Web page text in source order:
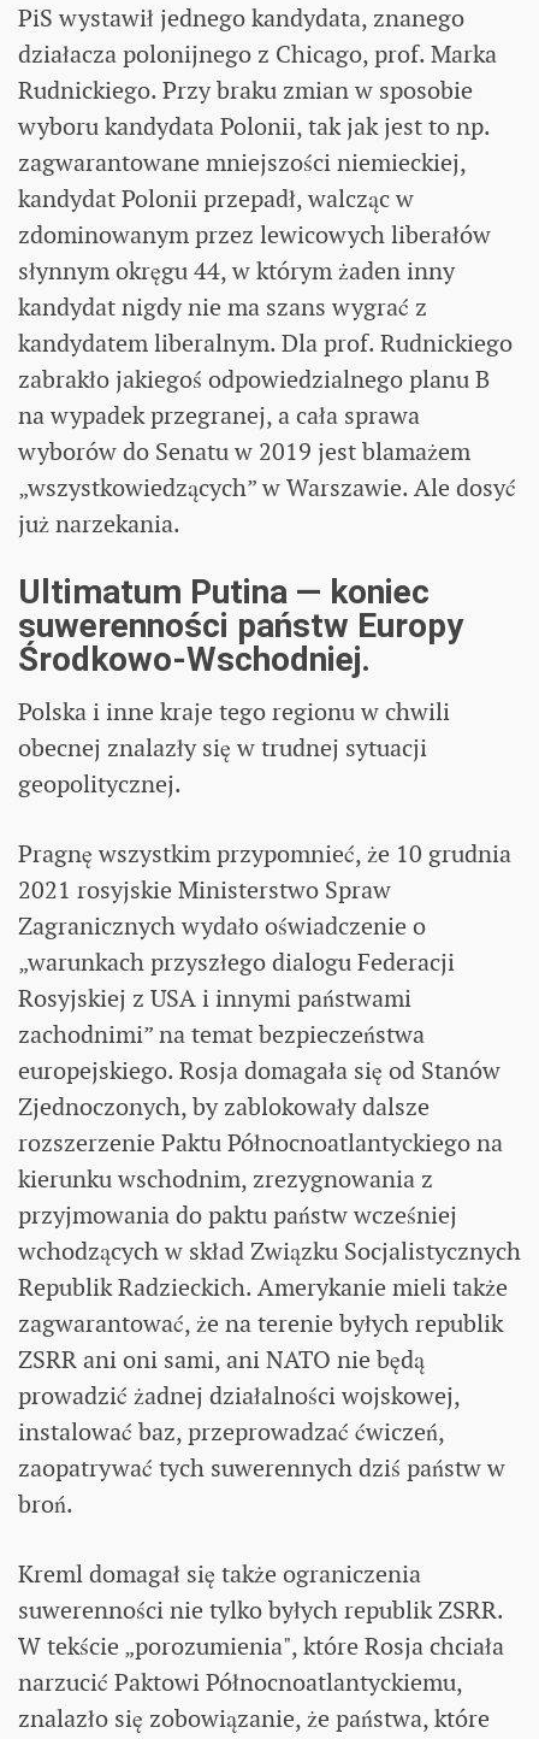
PiS wystawił jednego kandydata, znanego
działacza polonijnego z Chicago, prof. Marka
Rudnickiego. Przy braku zmian w sposobie
wyboru kandydata Polonii, tak jak jest to np.
zagwarantowane mniejszości niemieckiej,
kandydat Polonii przepadł, walcząc w
zdominowanym przez lewicowych liberałów
słynnym okręgu 44, w którym żaden inny
kandydat nigdy nie ma szans wygrać z
kandydatem liberalnym. Dla prof. Rudnickiego
zabrakło jakiegoś odpowiedzialnego planu B
na wypadek przegranej, a cała sprawa
wyborów do Senatu w 2019 jest blamażem
„wszystkowiedzących” w Warszawie. Ale dosyć
już narzekania.
Ultimatum Putina — koniec
suwerenności państw Europy
Środkowo-Wschodniej.
Polska i inne kraje tego regionu w chwili
obecnej znalazły się w trudnej sytuacji
geopolitycznej.
Pragnę wszystkim przypomnieć, że 10 grudnia
2021 rosyjskie Ministerstwo Spraw
Zagranicznych wydało oświadczenie o
„warunkach przyszłego dialogu Federacji
Rosyjskiej z USA i innymi państwami
zachodnimi” na temat bezpieczeństwa
europejskiego. Rosja domagała się od Stanów
Zjednoczonych, by zablokowały dalsze
rozszerzenie Paktu Północnoatlantyckiego na
kierunku wschodnim, zrezygnowania z
przyjmowania do paktu państw wcześniej
wchodzących w skład Związku Socjalistycznych
Republik Radzieckich. Amerykanie mieli także
zagwarantować, że na terenie byłych republik
ZSRR ani oni sami, ani NATO nie będą
prowadzić żadnej działalności wojskowej,
instalować baz, przeprowadzać ćwiczeń,
zaopatrywać tych suwerennych dziś państw w
broń.
Kreml domagał się także ograniczenia
suwerenności nie tylko byłych republik ZSRR.
W tekście „porozumienia", które Rosja chciała
narzucić Paktowi Północnoatlantyckiemu,
znalazło się zobowiązanie, że państwa, które